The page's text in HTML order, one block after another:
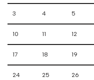
3 4 5
10 11 12
17 18 19
24 25 26